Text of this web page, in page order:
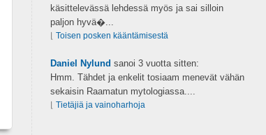
käsittelevässä lehdessä myös ja sai silloin
paljon hyvä�...
Toisen posken kääntämisestä
Daniel Nylund sanoi 3 vuotta sitten:
Hmm. Tähdet ja enkelit tosiaam menevät vähän
sekaisin Raamatun mytologiassa....
Tietäjiä ja vainoharhoja